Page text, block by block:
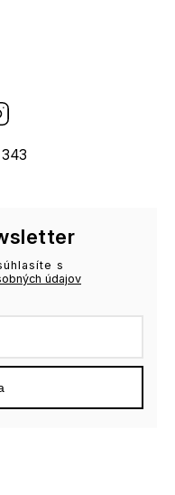
343
s
údajov